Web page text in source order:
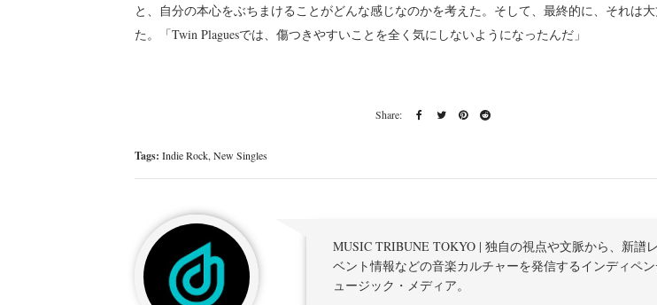
と、自分の本心をぶちまけることがどんな感じなのかを考えた。そして、最終的に、それは
た。「Twin Plaguesでは、傷つきやすいことを全く気にしないようになったんだ」
Tags: Indie Rock, New Singles
MUSIC TRIBUNE TOKYO | 独自の視点や文脈から、新譜
ベント情報などの音楽カルチャーを発信するインディペン
ュージック・メディア。